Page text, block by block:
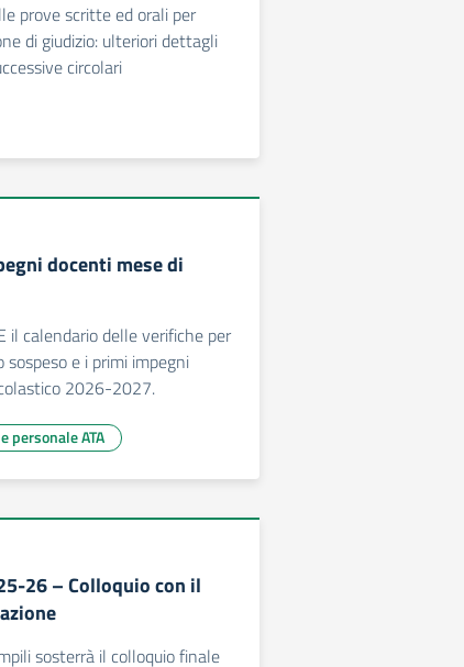
prove scritte ed orali per
di giudizio: ulteriori dettagli
circolari
docenti mese di
il calendario delle verifiche per
sospeso e i primi impegni
2026-2027.
personale ATA
26 – Colloquio con il
sosterrà il colloquio finale